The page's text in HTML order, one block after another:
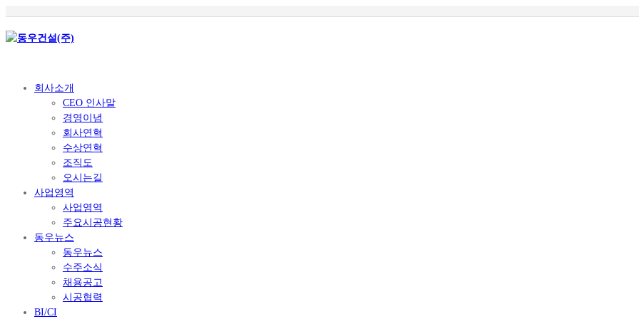
회사소개
CEO 인사말
경영이념
회사연혁
수상연혁
조직도
오시는길
사업영역
사업영역
주요시공현황
동우뉴스
동우뉴스
수주소식
채용공고
시공협력
BI/CI